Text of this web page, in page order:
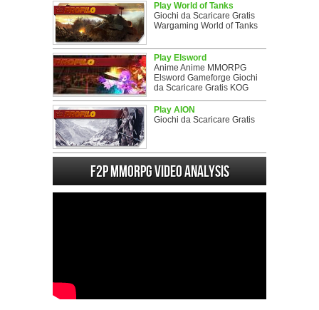
Play World of Tanks
Giochi da Scaricare Gratis
Wargaming World of Tanks
Play Elsword
Anime Anime MMORPG
Elsword Gameforge Giochi
da Scaricare Gratis KOG
Play AION
Giochi da Scaricare Gratis
F2P MMORPG Video analysis